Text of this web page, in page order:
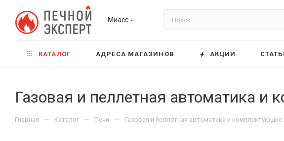
Миасс
КАТАЛОГ АДРЕСА МАГАЗИНОВ АКЦИИ
Газовая и пеллетная автоматика и
Главная — Каталог — Печи — Газовая и пеллетная автоматика и комплектующие